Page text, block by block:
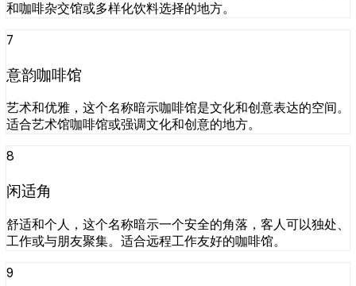
和咖啡杂交馆或多样化饮料选择的地方。
7
意韵咖啡馆
艺术和优雅，这个名称暗示咖啡馆是文化和创意表达的空间。
适合艺术馆咖啡馆或强调文化和创意的地方。
8
闲适角
舒适和个人，这个名称暗示一个安全的角落，客人可以独处、
工作或与朋友聚集。适合远程工作友好的咖啡馆。
9